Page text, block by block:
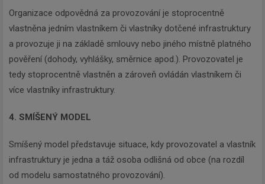
Organizace odpovědná za provozování je stoprocentně
vlastněna jedním vlastníkem či vlastníky dotčené infrastruktury
a provozuje ji na základě smlouvy nebo jiného místně platného
pověření (dohody, vyhlášky, směrnice apod.). Provozovatel je
tedy stoprocentně vlastněn a zároveň ovládán vlastníkem či
více vlastníky infrastruktury.
4. SMÍŠENÝ MODEL
Smíšený model představuje situace, kdy provozovatel a vlastník
infrastruktury je jedna a táž osoba odlišná od obce (na rozdíl
od modelu samostatného provozování).